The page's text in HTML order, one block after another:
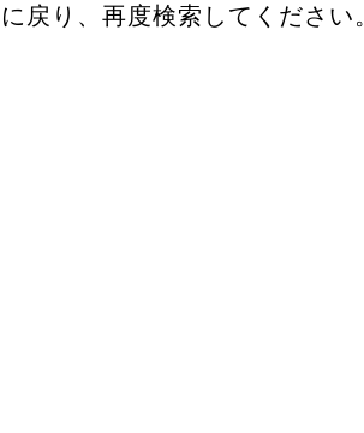
に戻り、再度検索してください